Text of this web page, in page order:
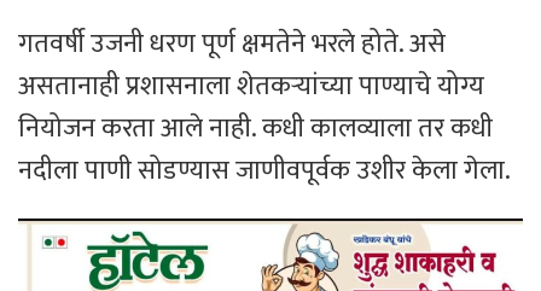
​गतवर्षी उजनी धरण पूर्ण क्षमतेने भरले होते. असे
असतानाही प्रशासनाला शेतकऱ्यांच्या पाण्याचे योग्य
नियोजन करता आले नाही. कधी कालव्याला तर कधी
नदीला पाणी सोडण्यास जाणीवपूर्वक उशीर केला गेला.